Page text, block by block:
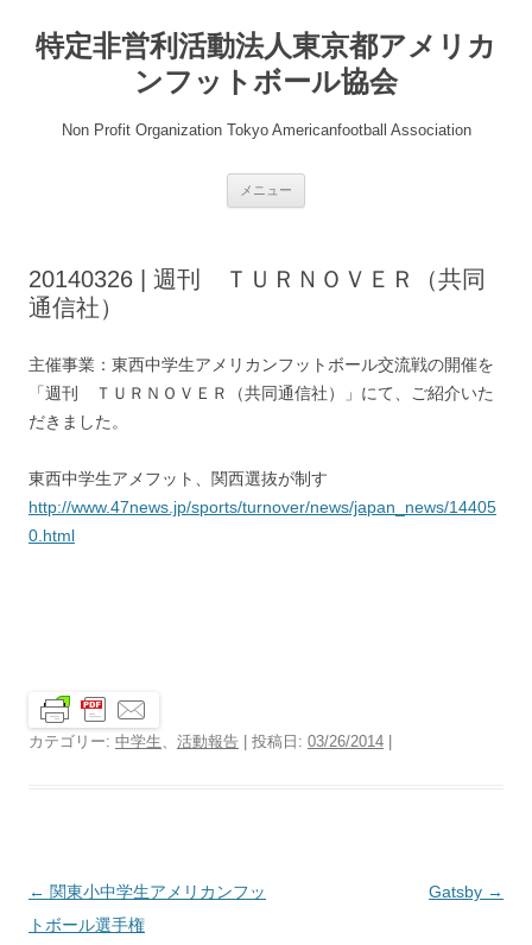
テ
ン
特定非営利活動法人東京都アメリカ
ンフットボール協会
Non Profit Organization Tokyo Americanfootball Association
メニュー
20140326 | 週刊 ＴＵＲＮＯＶＥＲ（共同
通信社）
主催事業：東西中学生アメリカンフットボール交流戦の開催を
「週刊 ＴＵＲＮＯＶＥＲ（共同通信社）」にて、ご紹介いた
だきました。
東西中学生アメフット、関西選抜が制す
http://www.47news.jp/sports/turnover/news/japan_news/14405
0.html
カテゴリー: 中学生、 活動報告 | 投稿日: 03/26/2014
投
稿
← 関東小中学生アメリカンフッ
トボール選手権
Gatsby →